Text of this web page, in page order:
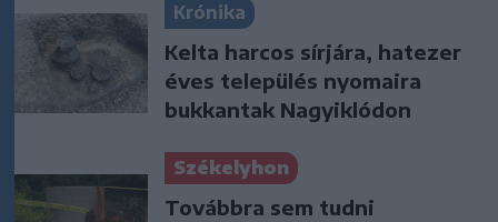
Krónika
Kelta harcos sírjára, hatezer
éves település nyomaira
bukkantak Nagyiklódon
Székelyhon
Továbbra sem tudni